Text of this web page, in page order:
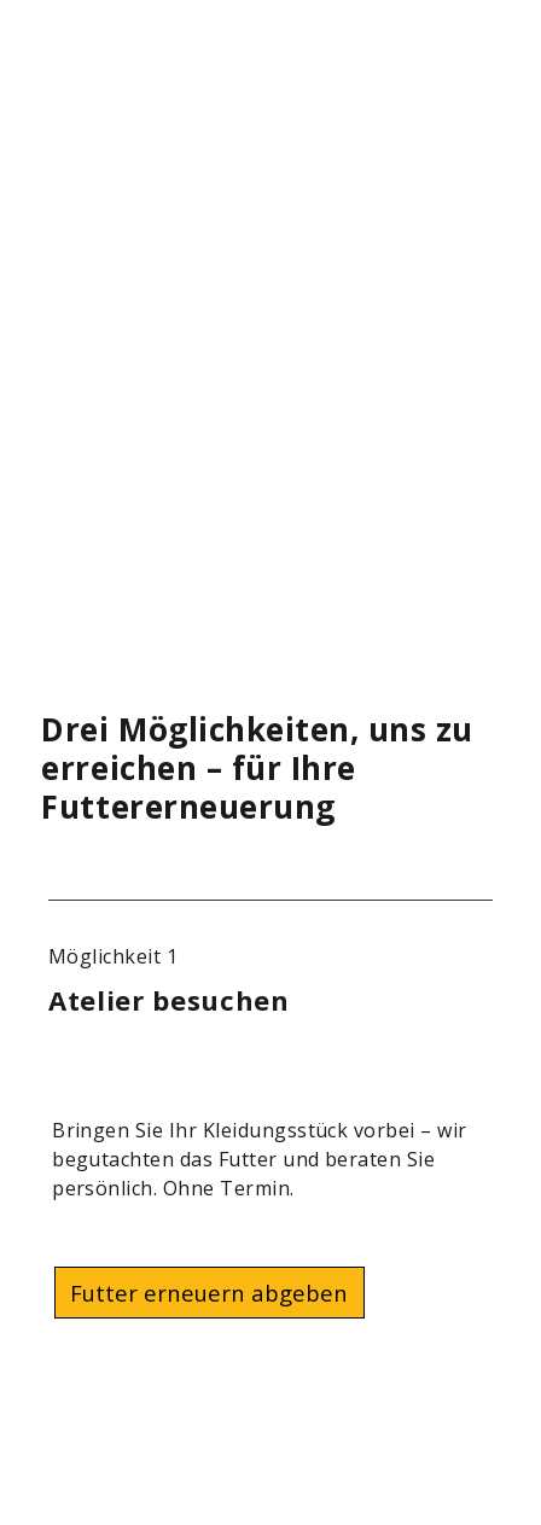
Drei Möglichkeiten, uns zu
erreichen – für Ihre
Futtererneuerung
Möglichkeit 1
Atelier besuchen
Bringen Sie Ihr Kleidungsstück vorbei – wir
begutachten das Futter und beraten Sie
persönlich. Ohne Termin.
Futter erneuern abgeben